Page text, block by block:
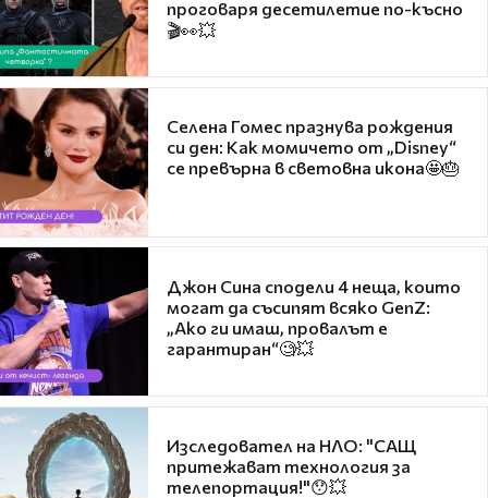
проговаря десетилетие по-късно
🎬👀💥
Селена Гомес празнува рождения
си ден: Как момичето от „Disney“
се превърна в световна икона🤩🎂
Джон Сина сподели 4 неща, които
могат да съсипят всяко GenZ:
„Ако ги имаш, провалът е
гарантиран“🧐💥
Изследовател на НЛО: "САЩ
притежават технология за
телепортация!"😯💥